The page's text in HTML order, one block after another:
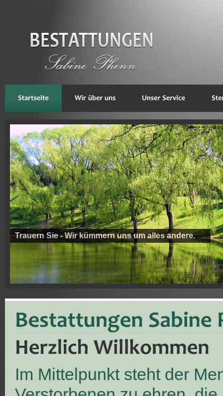
Trauern Sie - Wir kümmern uns um alles andere.
Im Mittelpunkt steht der